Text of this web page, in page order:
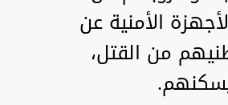
الأمنية عن
من القتل،